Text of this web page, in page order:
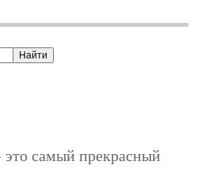
самый прекрасный